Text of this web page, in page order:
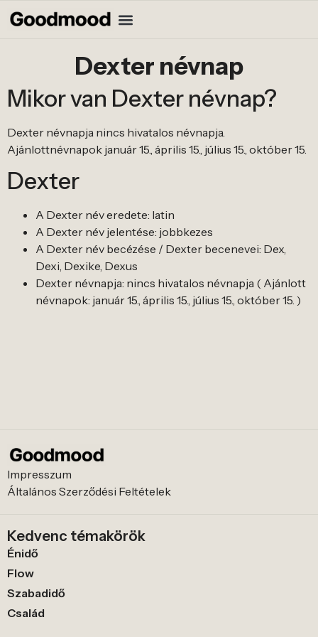
Dexter névnap
Mikor van Dexter névnap?
Dexter névnapja nincs hivatalos névnapja.
Ajánlottnévnapok január 15., április 15., július 15., október 15.
Dexter
A Dexter név eredete: latin
A Dexter név jelentése: jobbkezes
A Dexter név becézése / Dexter becenevei: Dex,
Dexi, Dexike, Dexus
Dexter névnapja: nincs hivatalos névnapja ( Ajánlott
névnapok: január 15., április 15., július 15., október 15. )
Impresszum
Általános Szerződési Feltételek
Kedvenc témakörök
Énidő
Flow
Szabadidő
Család